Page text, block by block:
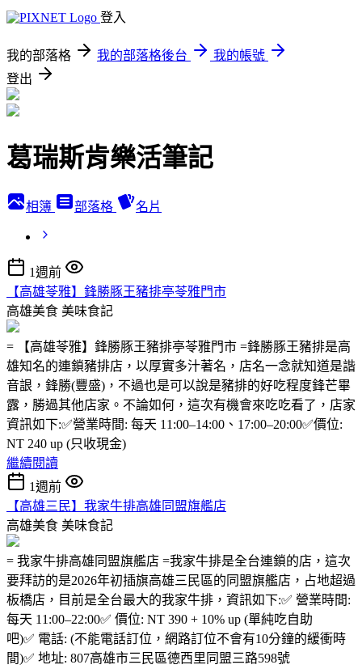
登入
我的部落格 我的部落格後台
我的帳號
登出
葛瑞斯肯樂活筆記
相簿 部落格 名片
1週前
【高雄苓雅】鋒勝豚王豬排亭苓雅門市
高雄美食 美味食記
= 【高雄苓雅】鋒勝豚王豬排亭苓雅門市 =鋒勝豚王豬排是高
雄知名的連鎖豬排店，以厚實多汁著名，店名一念就知道是諧
音詪，鋒勝(豐盛)，不過也是可以說是豬排的好吃程度鋒芒畢
露，勝過其他店家。不論如何，這次有機會來吃吃看了，店家
資訊如下:✅營業時間: 每天 11:00–14:00、17:00–20:00✅價位:
NT 240 up (只收現金)
繼續閱讀
1週前
【高雄三民】我家牛排高雄同盟旗艦店
高雄美食 美味食記
= 我家牛排高雄同盟旗艦店 =我家牛排是全台連鎖的店，這次
要拜訪的是2026年初插旗高雄三民區的同盟旗艦店，占地超過
板橋店，目前是全台最大的我家牛排，資訊如下:✅ 營業時間:
每天 11:00–22:00✅ 價位: NT 390 + 10% up (單純吃自助
吧)✅ 電話: (不能電話訂位，網路訂位不會有10分鐘的緩衝時
間)✅ 地址: 807高雄市三民區德西里同盟三路598號